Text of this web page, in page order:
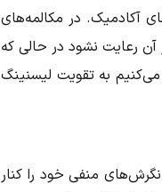
آکادمیک. در مکالمه‌های
رعایت نشود در حالی که
به تقویت لیسنینگ
منفی خود را کنار